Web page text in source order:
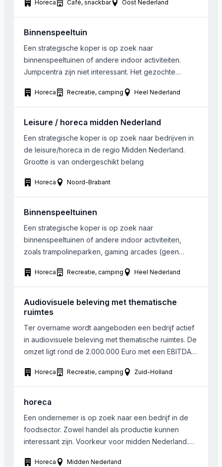
eetcafé/bistro voor ca. 80 personen, een
eigentijdse bar, een afzonderlijke cafetaria en een
groot buitenterras met speeltoestellen. Het
recht tot koop na een huurperiode […]
Horeca Café, snackbar Oost Nederland
Binnenspeeltuin
Een strategische koper is op zoek naar
binnenspeeltuinen of andere indoor activiteiten.
Jumpcentra zijn niet interessant. Het gezochte
Oppervlakte vanaf 1500m2. Winstgevendheid is
geen vereiste, wel uitzicht hierop. Bij voorkeur geen
onroerend goed, doch dit is niet uitgesloten.
Horeca Recreatie, camping Heel Nederland
Leisure / horeca midden Nederland
Een strategische koper is op zoek naar bedrijven in
de leisure/horeca in de regio Midden Nederland.
Grootte is van ondergeschikt belang
Horeca Noord-Brabant
Binnenspeeltuinen
Een strategische koper is op zoek naar
binnenspeeltuinen of andere indoor activiteiten,
zoals trampolineparken, gaming arcades (geen
Nederland gevestigd zijn. Oppervlakte liefst vanaf
1500m2. Winstgevendheid is geen vereiste, wel
uitzicht hierop.
Horeca Recreatie, camping Heel Nederland
Audiovisuele beleving met thematische
ruimtes
Ter overname wordt aangeboden een bedrijf actief
in audiovisuele beleving met thematische ruimtes. De
omzet ligt rond de 2.000.000 Euro met een EBITDA
Holland. Men is op zoek naar zoekt een partner voor
de verdere uitbouw en de aansturing van de locatie.
Binnen de bestaande locatie en […]
Horeca Recreatie, camping Zuid-Holland
horeca
Een ondernemer is op zoek naar een bedrijf in de
foodsector. Zowel handel als productie kunnen
interessant zijn. Voorkeur voor midden Nederland.
Horeca Midden Nederland